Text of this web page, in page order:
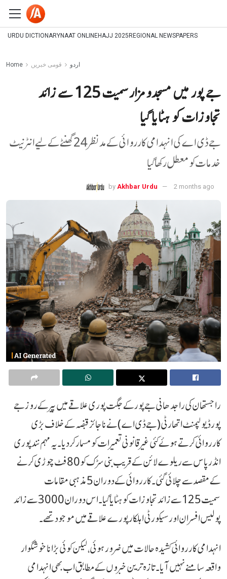
URDU DICTIONARYNAAT ONLINEHAJJ 2025 REGIONAL NEWSPAPERS
Home اردو قومی خبریں
جے پور میں مسجدومزارسمیت 125 سے زائد
تجاوزات کو ہٹایا گیا
جے ڈی اے کی انہدامی کارروائی کے مدنظر 24 گھنٹے کے لیے انٹرنیٹ
خدمات کو معطل رکھا گیا
by Akhbar Urdu 2 months ago
راجستھان کی راجدھانی جے پور کے جگت پوری علاقے میں پیر کے روز جے
پور ڈیولپمنٹ اتھارٹی (جے ڈی اے) نے ناجائز قبضہ کے خلاف بڑی
کارروائی کرتے ہوئے کئی غیر قانونی تعمیرات کو مسمار کر دیا ۔ یہ مہم نند پوری
انڈر پاس سے ریلوے لائن کے قریب بنی سڑک کو 80 فٹ چوڑی کرنے
کے مقصد سے چلائی گئی۔ کارروائی کے دوران 5 مذہبی مقامات
سمیت 125 سے زائد تجاوزات کو ہٹایا گیا۔ اس دوران 3000 سے زائد
پولیس افسران اور سیکورٹی اہلکار پورے علاقے میں موجود تھے۔
انہدامی کارروائی کشیدہ حالات میں ضرور ہوئی، لیکن کوئی بڑا ناخوشگوار
واقعہ سامنے نہیں آیا۔ تازہ ترین خبروں کے مطابق اب بھی انہدامی